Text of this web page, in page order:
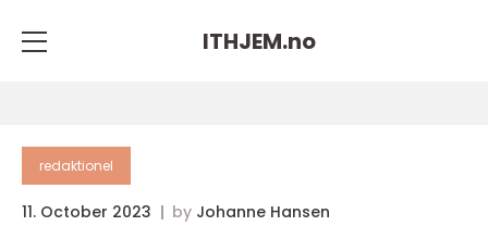
ITHJEM.no
redaktionel
11. October 2023 by Johanne Hansen